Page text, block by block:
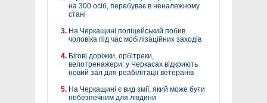
на 300 осіб, перебуває в неналежному
стані
На Черкащині поліцейський побив
чоловіка під час мобілізаційних заходів
Бігові доріжки, орбітреки,
велотренажери: у Черкасах відкриють
новий зал для реабілітації ветеранів
На Черкащині є вид змії, який може бути
небезпечним для людини